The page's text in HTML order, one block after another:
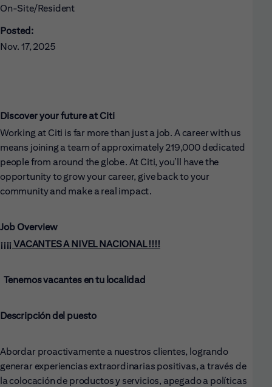
On-Site/Resident
Posted:
Nov. 17, 2025
Discover your future at Citi
Working at Citi is far more than just a job. A career with us
means joining a team of approximately 219,000 dedicated
people from around the globe. At Citi, you’ll have the
opportunity to grow your career, give back to your
community and make a real impact.
Job Overview
¡¡¡¡ VACANTES A NIVEL NACIONAL !!!!
Tenemos vacantes en tu localidad
Descripción del puesto
Abordar proactivamente a nuestros clientes, logrando
generar experiencias extraordinarias positivas, a través de
la colocación de productos y servicios, apegado a políticas